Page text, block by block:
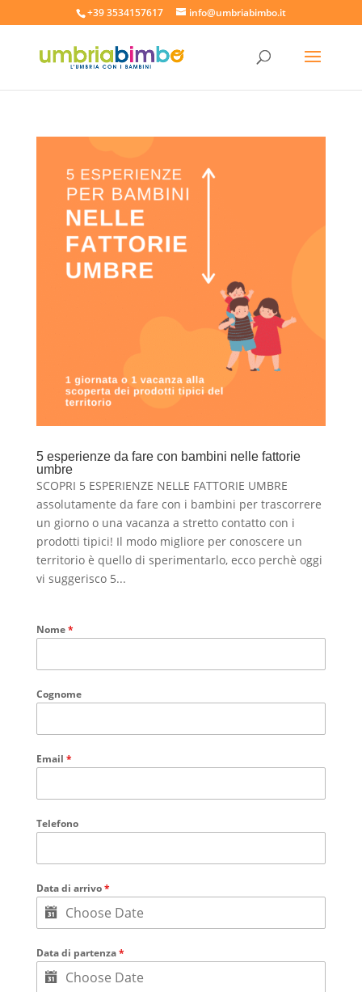
+39 3534157617 info@umbriabimbo.it
5 esperienze da fare con bambini nelle fattorie
umbre
SCOPRI 5 ESPERIENZE NELLE FATTORIE UMBRE
assolutamente da fare con i bambini per trascorrere
un giorno o una vacanza a stretto contatto con i
prodotti tipici! Il modo migliore per conoscere un
territorio è quello di sperimentarlo, ecco perchè oggi
vi suggerisco 5...
Nome*
Cognome
Email *
Telefono
Data di arrivo*
Data di partenza*